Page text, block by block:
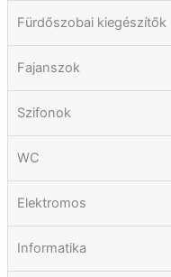
Fürdőszobai kiegészítők
Fajanszok
Szifonok
WC
Elektromos
Informatika